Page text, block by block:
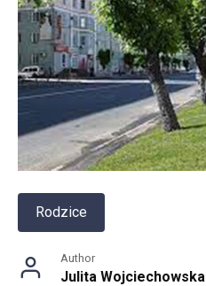
Rodzice
Author
Julita Wojciechowska